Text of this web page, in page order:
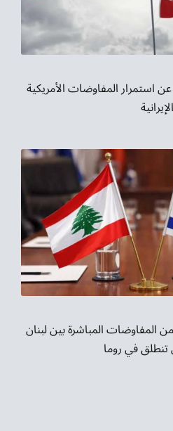
استمرار المفاوضات الأمريكية
الإيرانية
المفاوضات المباشرة بين لبنان
تنطلق في روما